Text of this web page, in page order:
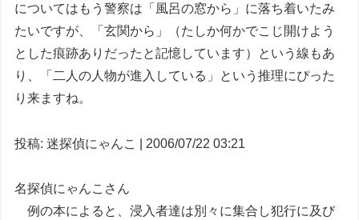
についてはもう警察は「風呂の窓から」に落ち着いたみ
たいですが、「玄関から」（たしか何かでこじ開けよう
とした痕跡ありだったと記憶しています）という線もあ
り、「二人の人物が進入している」という推理にぴった
り来ますね。
投稿: 迷探偵にゃんこ | 2006/07/22 03:21
名探偵にゃんこさん
例の本によると、浸入者達は別々に集合し犯行に及び